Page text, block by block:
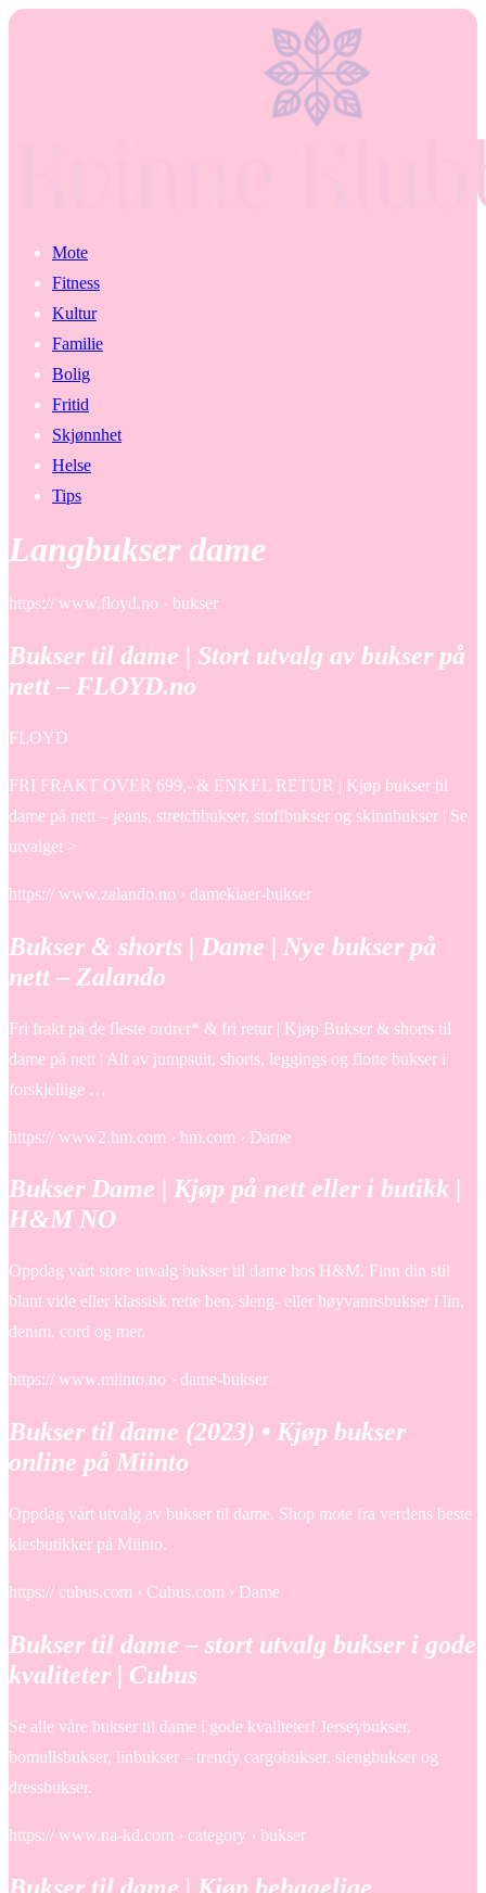
Mote
Fitness
Kultur
Familie
Bolig
Fritid
Skjønnhet
Helse
Tips
Langbukser dame
https:// www.floyd.no › bukser
Bukser til dame | Stort utvalg av bukser på
nett – FLOYD.no
FLOYD
FRI FRAKT OVER 699,- & ENKEL RETUR | Kjøp bukser til
dame på nett – jeans, stretchbukser, stoffbukser og skinnbukser | Se
utvalget >
https:// www.zalando.no › dameklaer-bukser
Bukser & shorts | Dame | Nye bukser på
nett – Zalando
Fri frakt på de fleste ordrer* & fri retur | Kjøp Bukser & shorts til
dame på nett | Alt av jumpsuit, shorts, leggings og flotte bukser i
forskjellige …
https:// www2.hm.com › hm.com › Dame
Bukser Dame | Kjøp på nett eller i butikk |
H&M NO
Oppdag vårt store utvalg bukser til dame hos H&M. Finn din stil
blant vide eller klassisk rette ben, sleng- eller høyvannsbukser i lin,
denim, cord og mer.
https:// www.miinto.no › dame-bukser
Bukser til dame (2023) • Kjøp bukser
online på Miinto
Oppdag vårt utvalg av bukser til dame. Shop mote fra verdens beste
klesbutikker på Miinto.
https:// cubus.com › Cubus.com › Dame
Bukser til dame – stort utvalg bukser i gode
kvaliteter | Cubus
Se alle våre bukser til dame i gode kvaliteter! Jerseybukser,
bomullsbukser, linbukser – trendy cargobukser, slengbukser og
dressbukser.
https:// www.na-kd.com › category › bukser